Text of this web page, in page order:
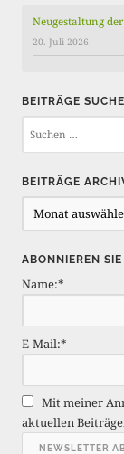
Neugestaltung
20. Juli 2026
BEITRÄGE
BEITRÄGE
e
t
r
g
e
r
c
h
ABONNIEREN
Name:*
E-Mail:*
Mit meiner
aktuellen